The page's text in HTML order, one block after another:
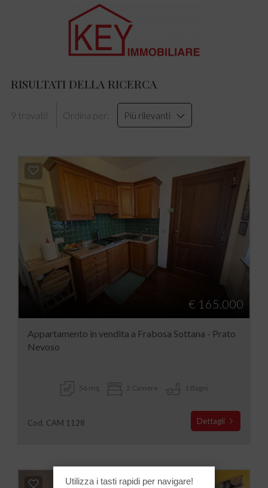
RISULTATI DELLA RICERCA
9 trovati! Ordina per: Più rilevanti
€ 165.000
Appartamento in vendita a Frabosa Sottana - Prato
Nevoso
56 mq 2 Camere 1 Bagni
Cod. CAM 1128 Dettagli
Utilizza i tasti rapidi per navigare!